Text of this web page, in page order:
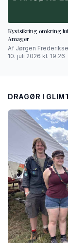
Kystsikring omkring
Amager
Af Jørgen
10. juli 2026 kl. 19.26
DRAGØR I